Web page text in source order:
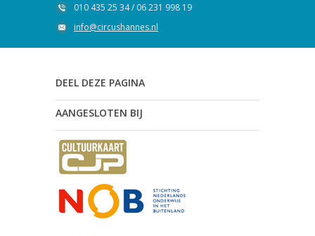
010 435 25 34 / 06 231 998 19
info@circushannes.nl
DEEL DEZE PAGINA
AANGESLOTEN BIJ